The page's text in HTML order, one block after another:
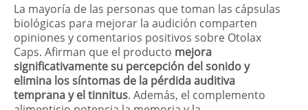
La mayoría de las personas que toman las cápsulas
biológicas para mejorar la audición comparten
opiniones y comentarios positivos sobre Otolax
Caps. Afirman que el producto mejora
significativamente su percepción del sonido y
elimina los síntomas de la pérdida auditiva
temprana y el tinnitus. Además, el complemento